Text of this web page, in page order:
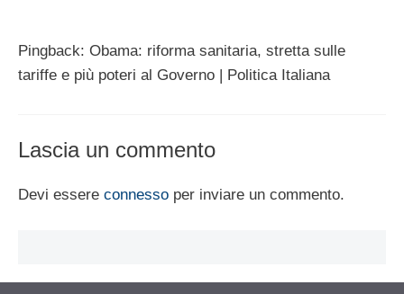
Pingback: Obama: riforma sanitaria, stretta sulle
tariffe e più poteri al Governo | Politica Italiana
Lascia un commento
Devi essere connesso per inviare un commento.